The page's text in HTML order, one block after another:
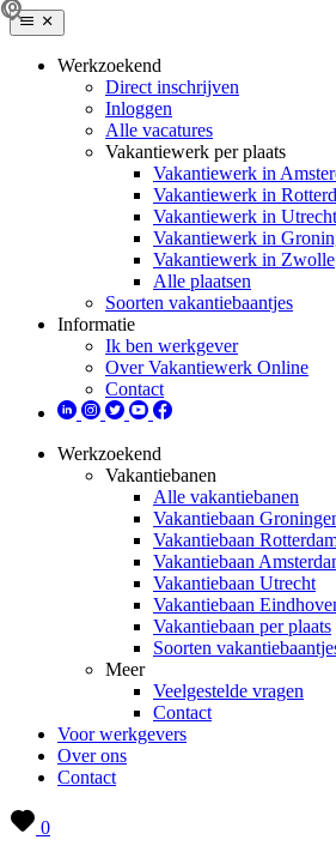
Werkzoekend
Direct inschrijven
Inloggen
Alle vacatures
Vakantiewerk per plaats
Vakantiewerk in
Vakantiewerk in
Vakantiewerk in Utrecht
Vakantiewerk in
Vakantiewerk in Zwolle
Alle plaatsen
Soorten vakantiebaantjes
Informatie
Ik ben werkgever
Over Vakantiewerk Online
Contact
Werkzoekend
Vakantiebanen
Alle vakantiebanen
Vakantiebaan
Vakantiebaan
Vakantiebaan
Vakantiebaan Utrecht
Vakantiebaan
Vakantiebaan per plaats
Soorten
Meer
Veelgestelde vragen
Contact
Voor werkgevers
Over ons
Contact
0